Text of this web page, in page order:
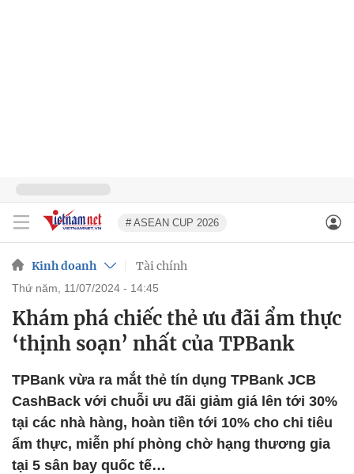
# ASEAN CUP 2026
Kinh doanh Tài chính
thứ năm, 11/07/2024 - 14:45
Khám phá chiếc thẻ ưu đãi ẩm thực
‘thịnh soạn’ nhất của TPBank
TPBank vừa ra mắt thẻ tín dụng TPBank JCB
CashBack với chuỗi ưu đãi giảm giá lên tới 30%
tại các nhà hàng, hoàn tiền tới 10% cho chi tiêu
ẩm thực, miễn phí phòng chờ hạng thương gia
tại 5 sân bay quốc tế…